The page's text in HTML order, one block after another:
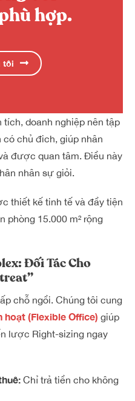
hợp.
tôi
doanh nghiệp nên tập
có chủ đich, giúp nhân
được quan tâm. Điều này
nhân sự giỏi.
thiết kế tinh tế và đầy tiện
phòng 15.000 m² rộng
Đối Tác Cho
chỗ ngồi. Chúng tôi cung
hoạt (Flexible Office) giúp
lược Right-sizing ngay
Chỉ trả tiền cho không